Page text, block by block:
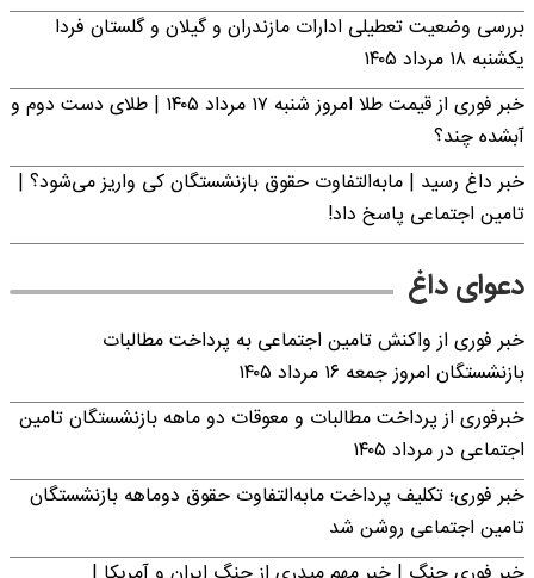
بررسی وضعیت تعطیلی ادارات مازندران و گیلان و گلستان فردا
یکشنبه ۱۸ مرداد ۱۴۰۵
خبر فوری از قیمت طلا امروز شنبه ۱۷ مرداد ۱۴۰۵ | طلای دست دوم و
آبشده چند؟
خبر داغ رسید | مابه‌التفاوت حقوق بازنشستگان کی واریز می‌شود؟ |
تامین اجتماعی پاسخ داد!
دعوای داغ
خبر فوری از واکنش تامین اجتماعی به پرداخت مطالبات
بازنشستگان امروز جمعه ۱۶ مرداد ۱۴۰۵
خبرفوری از پرداخت مطالبات و معوقات دو ماهه بازنشستگان تامین
اجتماعی در مرداد ۱۴۰۵
خبر فوری؛ تکلیف پرداخت مابه‌التفاوت حقوق دوماهه بازنشستگان
تامین اجتماعی روشن شد